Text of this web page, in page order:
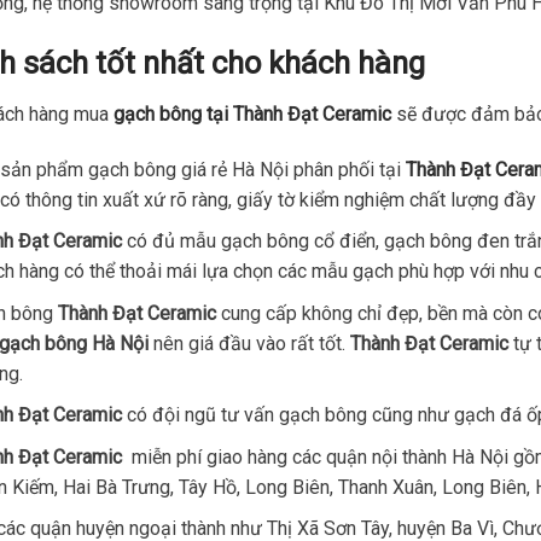
sách tốt nhất cho khách hàng
hàng mua gạch bông tại Thành Đạt Ceramicsẽ được đảm
phẩm gạch bông giá rẻ Hà Nội phân phối tại Thành Đạt
thông tin xuất xứ rõ ràng, giấy tờ kiểm nghiệm chất lượng đầy
Đạt Ceramiccó đủ mẫu gạch bông cổ điển, gạch bông đen
hàng có thể thoải mái lựa chọn các mẫu gạch phù hợp với nhu
bông Thành Đạt Ceramiccung cấp không chỉ đẹp, bền mà còn
bông Hà Nộinên giá đầu vào rất tốt. Thành Đạt Ceramictự
Đạt Ceramiccó đội ngũ tư vấn gạch bông cũng như gạch đá
Đạt Ceramicmiễn phí giao hàng các quận nội thành Hà Nội
Kiếm, Hai Bà Trưng, Tây Hồ, Long Biên, Thanh Xuân, Long Biên,
quận huyện ngoại thành như Thị Xã Sơn Tây, huyện Ba Vì,